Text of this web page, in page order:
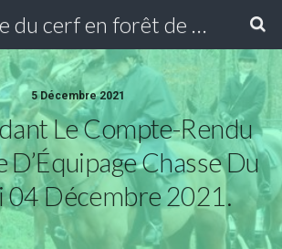
Vénerie du cerf en forêt de Compiègne
5 Décembre 2021
Le Compte-Rendu
Chasse Du
04 Décembre 2021.